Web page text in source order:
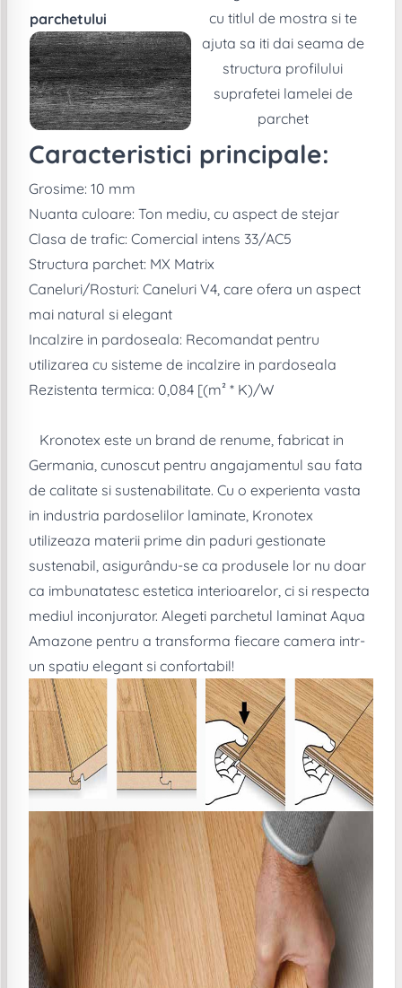
parchetului
cu titlul de mostra si te
ajuta sa iti dai seama de
structura profilului
suprafetei lamelei de
parchet
Caracteristici principale:
Grosime: 10 mm
Nuanta culoare: Ton mediu, cu aspect de stejar
Clasa de trafic: Comercial intens 33/AC5
Structura parchet: MX Matrix
Caneluri/Rosturi: Caneluri V4, care ofera un aspect
mai natural si elegant
Incalzire in pardoseala: Recomandat pentru
utilizarea cu sisteme de incalzire in pardoseala
Rezistenta termica: 0,084 [(m² * K)/W
Kronotex este un brand de renume, fabricat in
Germania, cunoscut pentru angajamentul sau fata
de calitate si sustenabilitate. Cu o experienta vasta
in industria pardoselilor laminate, Kronotex
utilizeaza materii prime din paduri gestionate
sustenabil, asigurându-se ca produsele lor nu doar
ca imbunatatesc estetica interioarelor, ci si respecta
mediul inconjurator. Alegeti parchetul laminat Aqua
Amazone pentru a transforma fiecare camera intr-
un spatiu elegant si confortabil!